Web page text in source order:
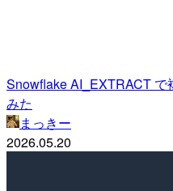
Snowflake AI_EXTRACT で
みた
まっきー
2026.05.20